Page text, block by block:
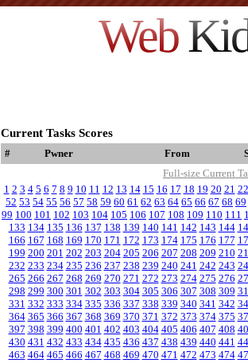
Web
Current Tasks Scores
# Pwner From
Full-size Current
1 2 3 4 5 6 7 8 9 10 11 12 13 14 15 16 17 18 19 20 21 22
52 53 54 55 56 57 58 59 60 61 62 63 64 65 66 67 68 69
99 100 101 102 103 104 105 106 107 108 109 110 111
133 134 135 136 137 138 139 140 141 142 143 144
166 167 168 169 170 171 172 173 174 175 176 177
199 200 201 202 203 204 205 206 207 208 209 210
232 233 234 235 236 237 238 239 240 241 242 243
265 266 267 268 269 270 271 272 273 274 275 276
298 299 300 301 302 303 304 305 306 307 308 309
331 332 333 334 335 336 337 338 339 340 341 342
364 365 366 367 368 369 370 371 372 373 374 375
397 398 399 400 401 402 403 404 405 406 407 408
430 431 432 433 434 435 436 437 438 439 440 441
463 464 465 466 467 468 469 470 471 472 473 474